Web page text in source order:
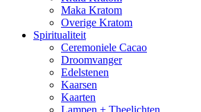
Maka Kratom
Overige Kratom
Spiritualiteit
Ceremoniele Cacao
Droomvanger
Edelstenen
Kaarsen
Kaarten